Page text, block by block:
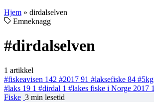
Hjem » dirdalselven
Emneknagg
#dirdalselven
1 artikkel
#fiskeavisen 142 #2017 91 #laksefiske 84 #5kg
#laks 19 1 #dirdal 1 #lakes fiske i Norge 2017 1
Fiske 3 min lesetid